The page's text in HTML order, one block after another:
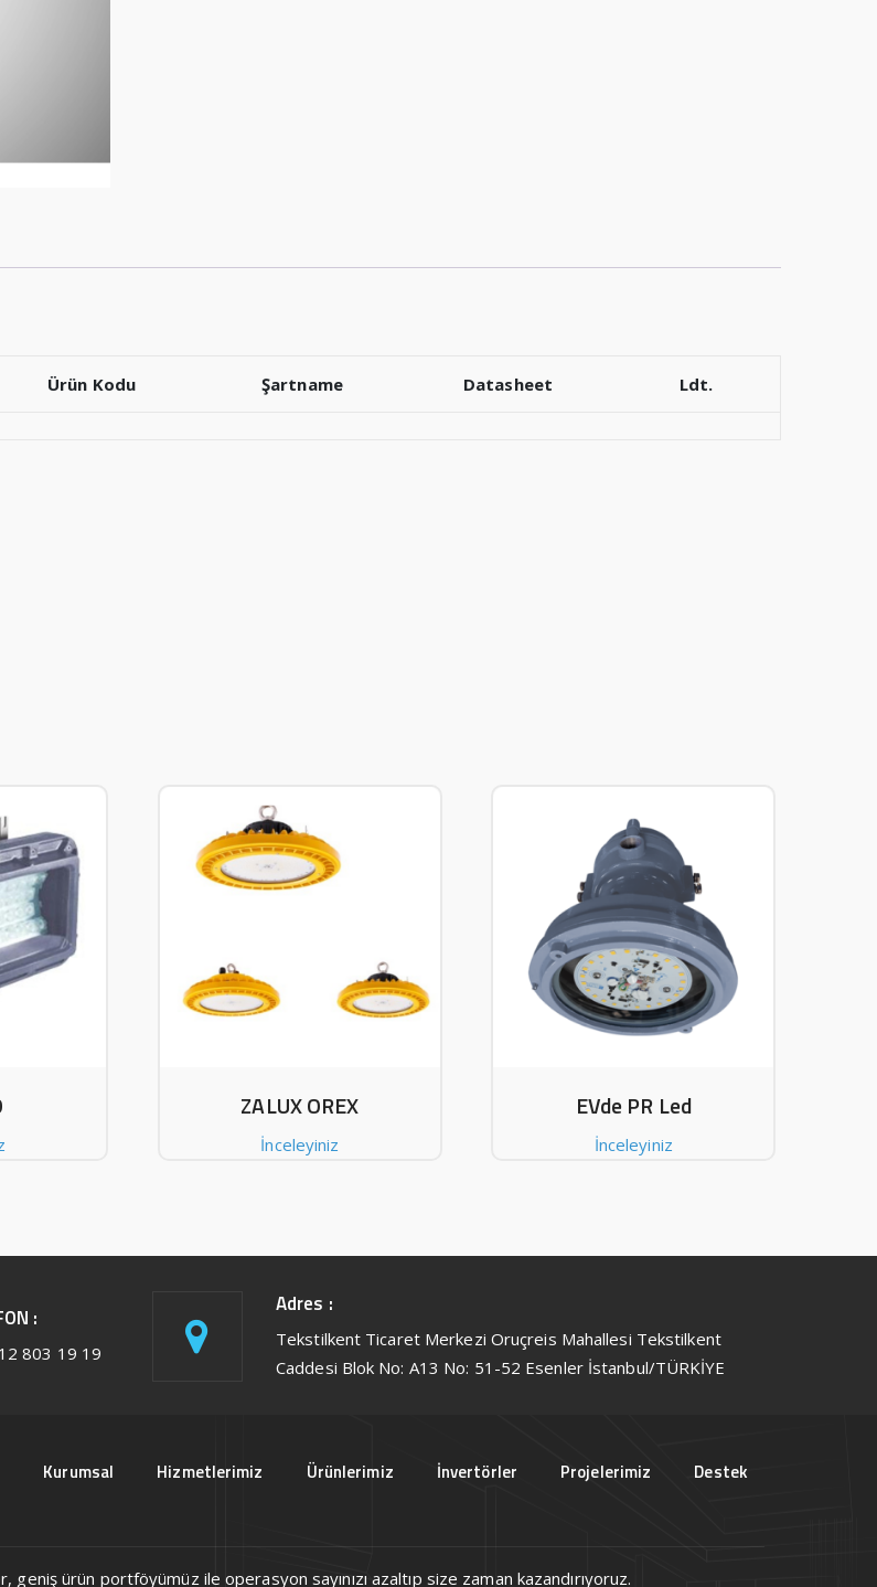
Ürün Kodu Şartname Datasheet Ldt.
ZALUX OREX
İnceleyiniz
EVde PR Led
İnceleyiniz
:
803 19 19
Adres :
Tekstilkent Ticaret Merkezi Oruçreis Mahallesi Tekstilkent
Caddesi Blok No: A13 No: 51-52 Esenler İstanbul/TÜRKİYE
Kurumsal Hizmetlerimiz Ürünlerimiz İnvertörler Projelerimiz Destek
ürün portföyümüz ile operasyon sayınızı azaltıp size zaman kazandırıyoruz.